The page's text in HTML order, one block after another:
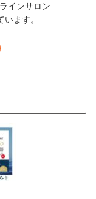
インサロン
ます。